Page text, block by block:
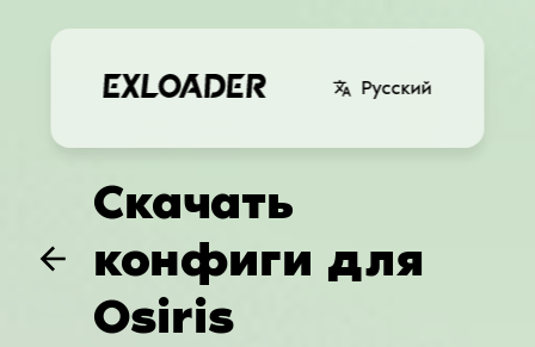
Русский
Скачать
конфиги для
Osiris